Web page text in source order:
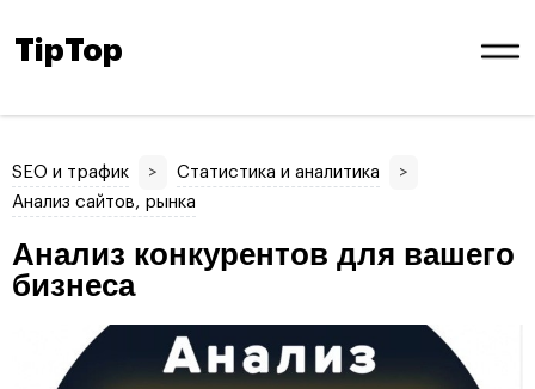
TipTop
SEO и трафик > Статистика и аналитика
>
Анализ сайтов, рынка
Анализ конкурентов для вашего
бизнеса